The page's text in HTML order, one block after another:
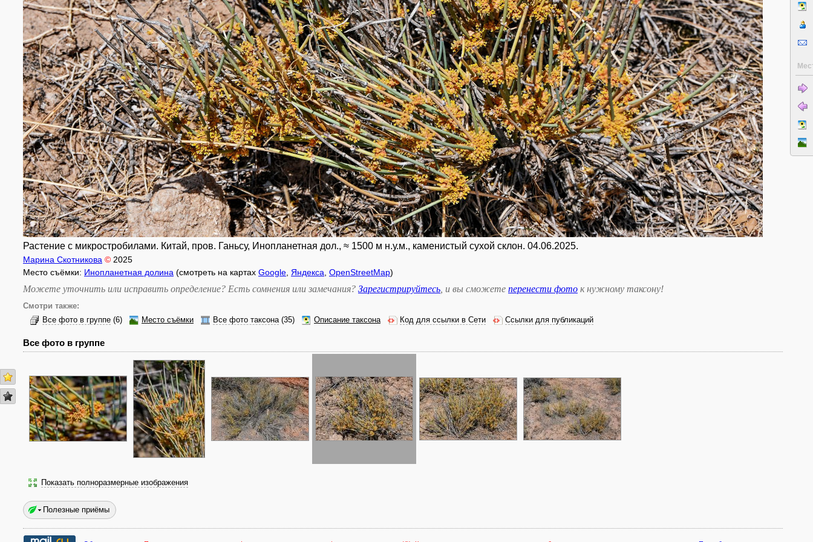
Растение с микростробилами. Китай, пров. Ганьсу, Инопланетная дол., ≈ 1500 м н.у.м., каменистый сухой склон. 04.06.2025.
Марина Скотникова © 2025
Место съёмки: Инопланетная долина (смотреть на картах Google Яндекса OpenStreetMap)
Можете уточнить или исправить определение? Есть сомнения или замечания? Зарегистрируйтесь , и вы сможете перенести фото к нужному таксону!
Смотри также:
Все фото в группе (6) Место съёмки Все фото таксона(35) Описание таксона Код для ссылки в Сети Ссылки для публикаций
Все фото в группе
Показать полноразмерные изображения
Полезные приёмы